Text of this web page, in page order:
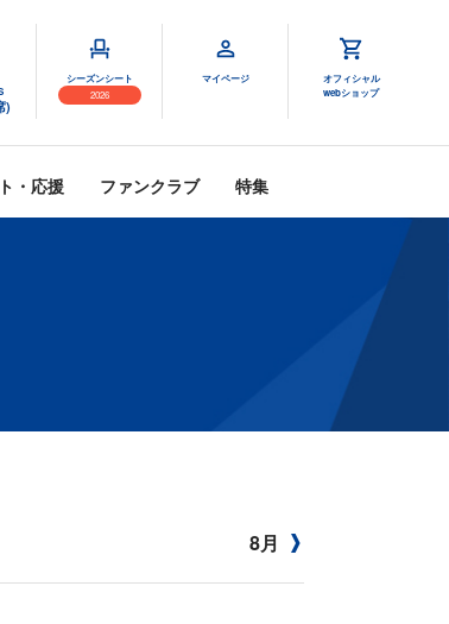
)
シーズンシート
2026
マイページ
オフィシャル
webショップ
・応援 ファンクラブ 特集
8月